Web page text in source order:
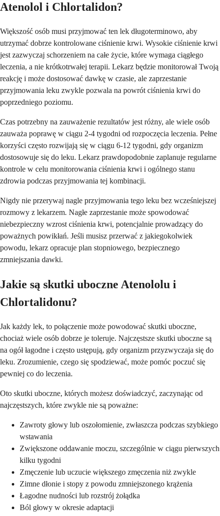
Atenolol i Chlortalidon?
Większość osób musi przyjmować ten lek długoterminowo, aby
utrzymać dobrze kontrolowane ciśnienie krwi. Wysokie ciśnienie krwi
jest zazwyczaj schorzeniem na całe życie, które wymaga ciągłego
leczenia, a nie krótkotrwałej terapii. Lekarz będzie monitorował Twoją
reakcję i może dostosować dawkę w czasie, ale zaprzestanie
przyjmowania leku zwykle pozwala na powrót ciśnienia krwi do
poprzedniego poziomu.
Czas potrzebny na zauważenie rezultatów jest różny, ale wiele osób
zauważa poprawę w ciągu 2-4 tygodni od rozpoczęcia leczenia. Pełne
korzyści często rozwijają się w ciągu 6-12 tygodni, gdy organizm
dostosowuje się do leku. Lekarz prawdopodobnie zaplanuje regularne
kontrole w celu monitorowania ciśnienia krwi i ogólnego stanu
zdrowia podczas przyjmowania tej kombinacji.
Nigdy nie przerywaj nagle przyjmowania tego leku bez wcześniejszej
rozmowy z lekarzem. Nagłe zaprzestanie może spowodować
niebezpieczny wzrost ciśnienia krwi, potencjalnie prowadzący do
poważnych powikłań. Jeśli musisz przerwać z jakiegokolwiek
powodu, lekarz opracuje plan stopniowego, bezpiecznego
zmniejszania dawki.
Jakie są skutki uboczne Atenololu i
Chlortalidonu?
Jak każdy lek, to połączenie może powodować skutki uboczne,
chociaż wiele osób dobrze je toleruje. Najczęstsze skutki uboczne są
na ogół łagodne i często ustępują, gdy organizm przyzwyczaja się do
leku. Zrozumienie, czego się spodziewać, może pomóc poczuć się
pewniej co do leczenia.
Oto skutki uboczne, których możesz doświadczyć, zaczynając od
najczęstszych, które zwykle nie są poważne:
Zawroty głowy lub oszołomienie, zwłaszcza podczas szybkiego
wstawania
Zwiększone oddawanie moczu, szczególnie w ciągu pierwszych
kilku tygodni
Zmęczenie lub uczucie większego zmęczenia niż zwykle
Zimne dłonie i stopy z powodu zmniejszonego krążenia
Łagodne nudności lub rozstrój żołądka
Ból głowy w okresie adaptacji